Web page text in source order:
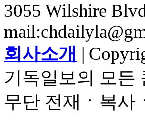
3055 Wilshire
회사소개 |
기독일보의 모든
무단 전재ㆍ복사